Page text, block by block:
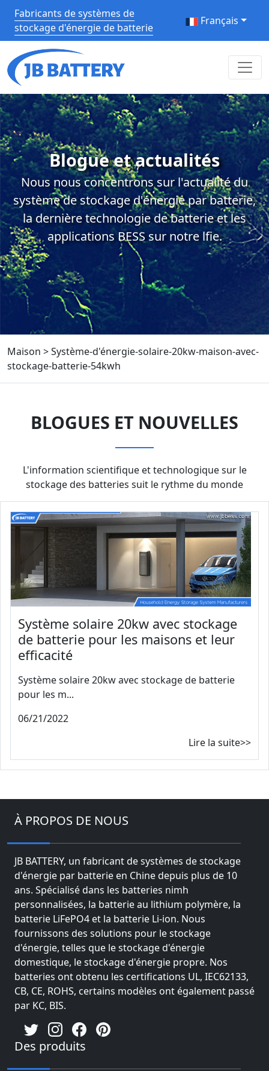
Fabricants de systèmes de
stockage d'énergie de batterie
Français
Blogue et actualités
Nous nous concentrons sur l'actualité du
système de stockage d'énergie par batterie,
la dernière technologie de batterie et les
applications BESS sur notre lfie.
Maison >Système-d'énergie-solaire-20kw-maison-avec-
stockage-batterie-54kwh
BLOGUES ET NOUVELLES
L'information scientifique et technologique sur le
stockage des batteries suit le rythme du monde
Système solaire 20kw avec stockage
de batterie pour les maisons et leur
efficacité
Système solaire 20kw avec stockage de batterie
pour les m...
06/21/2022
Lire la suite>>
À PROPOS DE NOUS
JB BATTERY, un fabricant de systèmes de stockage
d'énergie par batterie en Chine depuis plus de 10
ans. Spécialisé dans les batteries nimh
personnalisées, la batterie au lithium polymère, la
batterie LiFePO4 et la batterie Li-ion. Nous
fournissons des solutions pour le stockage
d'énergie, telles que le stockage d'énergie
domestique, le stockage d'énergie propre. Nos
batteries ont obtenu les certifications UL, IEC62133,
CB, CE, ROHS, certains modèles ont également passé
par KC, BIS.
Des produits